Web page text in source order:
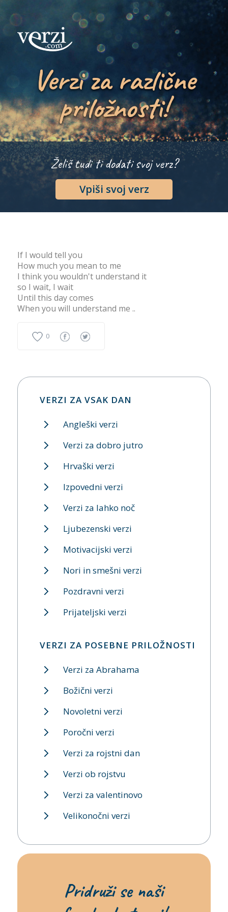
Verzi za različne
priložnosti!
Želiš tudi ti dodati svoj verz?
Vpiši svoj verz
If I would tell you
How much you mean to me
I think you wouldn't understand it
so I wait, I wait
Until this day comes
When you will understand me ..
0
VERZI ZA VSAK DAN
Angleški verzi
Verzi za dobro jutro
Hrvaški verzi
Izpovedni verzi
Verzi za lahko noč
Ljubezenski verzi
Motivacijski verzi
Nori in smešni verzi
Pozdravni verzi
Prijateljski verzi
VERZI ZA POSEBNE PRILOŽNOSTI
Verzi za Abrahama
Božični verzi
Novoletni verzi
Poročni verzi
Verzi za rojstni dan
Verzi ob rojstvu
Verzi za valentinovo
Velikonočni verzi
Pridruži se naši